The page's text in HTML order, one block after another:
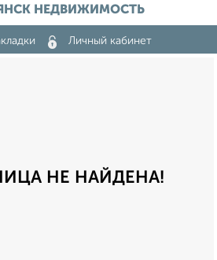
НЕДВИЖИМОСТЬ
Личный кабинет
НЕ НАЙДЕНА!